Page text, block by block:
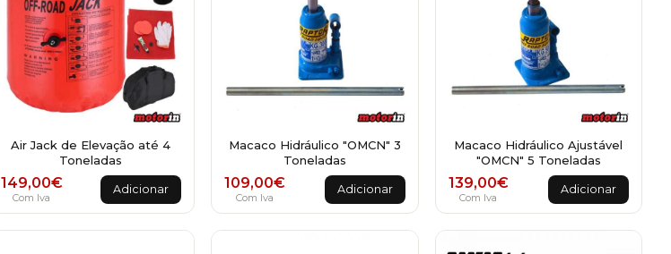
Air Jack de Elevação até 4
Toneladas
149,00€
Com Iva
Adicionar
Macaco Hidráulico "OMCN" 3
Toneladas
109,00€
Com Iva
Adicionar
Macaco Hidráulico Ajustável
"OMCN" 5 Toneladas
139,00€
Com Iva
Adicionar